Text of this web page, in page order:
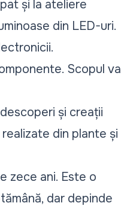
și la ateliere
din LED-uri.
Scopul va
și creații
din plante și
zece ani. Este o
dar depinde